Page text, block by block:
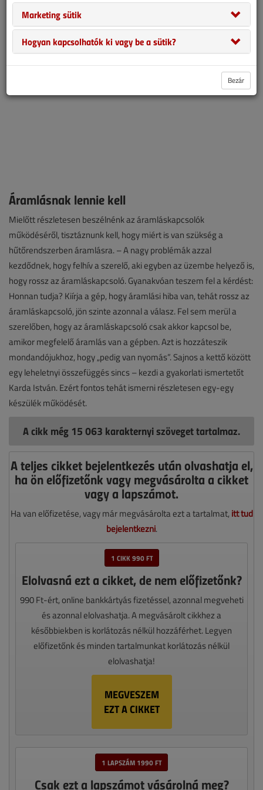
gyakorlati rejtelmeibe.
Áramlásnak lennie kell
Mielőtt részletesen beszélnénk az áramláskapcsolók
működéséről, tisztáznunk kell, hogy miért is van szükség a
hűtőrendszerben áramlásra. – A nagy problémák azzal
kezdődnek, hogy felhív a szerelő, aki egyben az üzembe helyező is,
hogy rossz az áramláskapcsoló. Gyanakvóan teszem fel a kérdést:
Honnan tudja? Kiírja a gép, hogy áramlási hiba van, tehát rossz az
áramláskapcsoló, jön szinte azonnal a válasz. Fel sem merül a
szerelőben, hogy az áramláskapcsoló csak akkor kapcsol be,
amikor megfelelő áramlás van a gépben. Azt is hozzáteszik
mondandójukhoz, hogy „pedig van nyomás”. Sajnos a kettő között
egy leheletnyi összefüggés sincs – kezdi a gyakorlati ismertetőt
Karda István. Ezért fontos tehát ismerni részletesen egy-egy
készülék működését.
A cikk még 15 063 karakternyi szöveget tartalmaz.
A teljes cikket bejelentkezés után olvashatja el,
ha ön előfizetőnk vagy megvásárolta a cikket
vagy a lapszámot.
Ha van előfizetése, vagy már megvásárolta ezt a tartalmat, itt tud
bejelentkezni.
1 CIKK 990 FT
Elolvasná ezt a cikket, de nem előfizetőnk?
990 Ft-ért, online bankkártyás fizetéssel, azonnal megveheti
és azonnal elolvashatja. A megvásárolt cikkhez a
későbbiekben is korlátozás nélkül hozzáférhet. Legyen
előfizetőnk és minden tartalmunkat korlátozás nélkül
elolvashatja!
MEGVESZEM
EZT A CIKKET
1 LAPSZÁM 1990 FT
Csak ezt a lapszámot vásárolná meg?
Marketing sütik
Hogyan kapcsolhatók ki vagy be a sütik?
Bezár